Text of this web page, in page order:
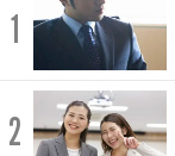
1
2